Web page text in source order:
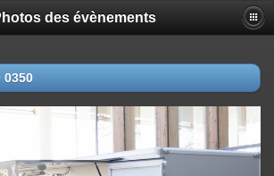
des évènements
0350